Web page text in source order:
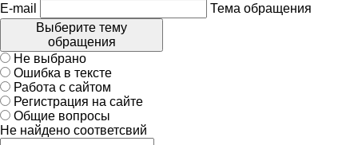
E-mail
Тема обращения
Выберите тему
обращения
Не выбрано
Ошибка в тексте
Работа с сайтом
Регистрация на сайте
Общие вопросы
Не найдено соответсвий